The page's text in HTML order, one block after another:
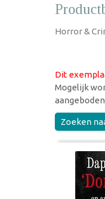
Horror &
Dit
Mogelijk
Zoeken